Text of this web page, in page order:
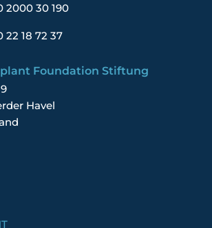
2000 30 190
22 18 72 37
Foundation Stiftung
Havel